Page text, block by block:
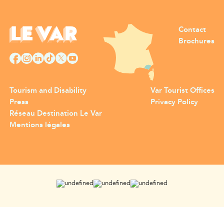
Contact
Brochures
Tourism and Disability
Press
Var Tourist Offices
Privacy Policy
Réseau Destination Le Var
Mentions légales